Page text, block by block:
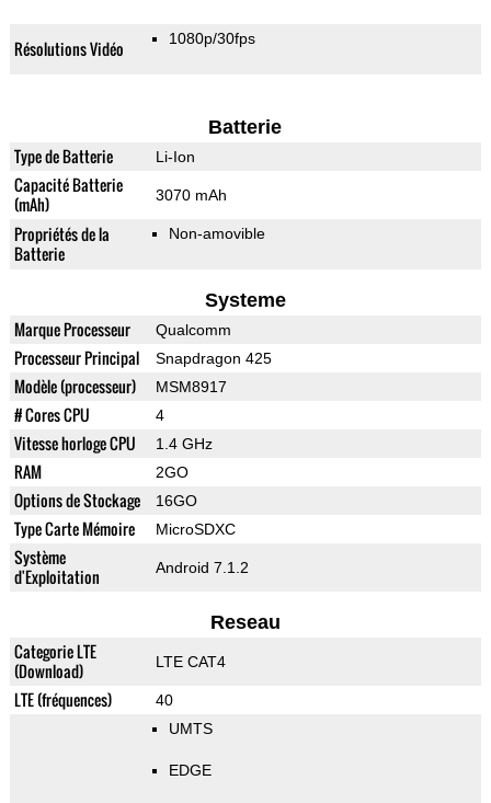
Résolutions Vidéo 1080p/30fps
Batterie
Type de Batterie Li-Ion
Capacité Batterie
(mAh)
3070 mAh
Propriétés de la
Batterie
Non-amovible
Systeme
Marque Processeur Qualcomm
Processeur Principal Snapdragon 425
Modèle (processeur) MSM8917
# Cores CPU 4
Vitesse horloge CPU 1.4 GHz
RAM 2GO
Options de Stockage 16GO
Type Carte Mémoire MicroSDXC
Système
d'Exploitation
Android 7.1.2
Reseau
Categorie LTE
(Download)
LTE CAT4
LTE (fréquences)
40
UMTS
EDGE